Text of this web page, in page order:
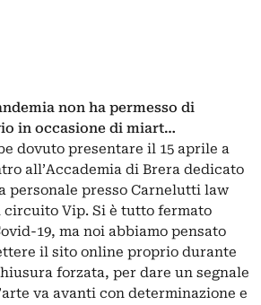
non ha permesso di
in occasione di miart…
dovuto presentare il 15 aprile a
all’Accademia di Brera dedicato
personale presso Carnelutti law
Vip. Si è tutto fermato
19, ma noi abbiamo pensato
il sito online proprio durante
forzata, per dare un segnale
va avanti con determinazione e